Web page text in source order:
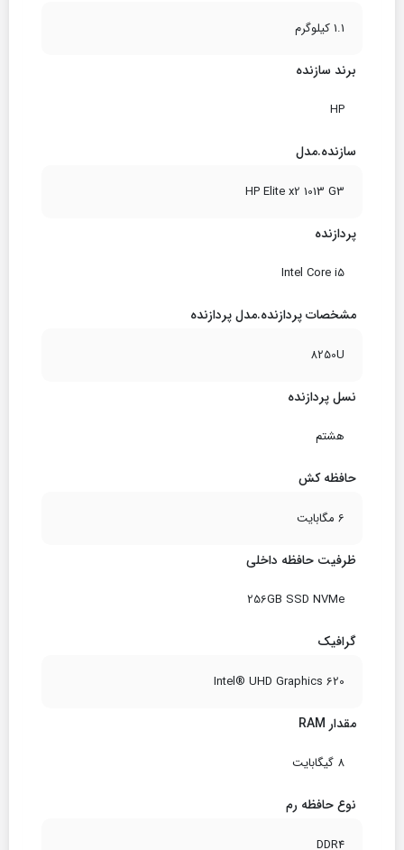
1.1 کیلوگرم
برند سازنده
HP
سازنده.مدل
HP Elite x2 1013 G3
پردازنده
Intel Core i5
مشخصات پردازنده.مدل پردازنده
8250U
نسل پردازنده
هشتم
حافظه کش
6 مگابایت
ظرفیت حافظه داخلی
256GB SSD NVMe
گرافیک
Intel® UHD Graphics 620
مقدار RAM
8 گیگابایت
نوع حافظه رم
DDR4